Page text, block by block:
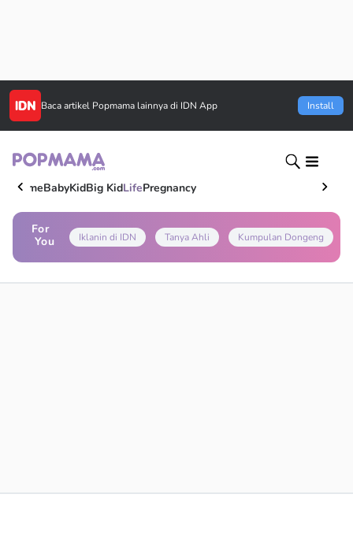
Baca artikel Popmama lainnya di IDN App Install
HomeBabyKidBig KidLifePregnancy
For
You
Iklanin di IDN Tanya Ahli Kumpulan Dongeng